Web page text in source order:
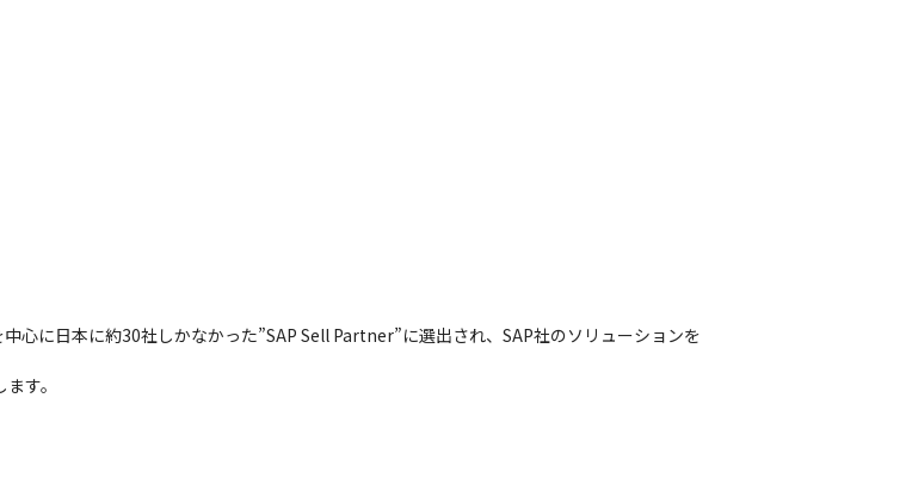
心に日本に約30社しかなかった”SAP Sell Partner”に選出され、SAP社のソリューションを
す。